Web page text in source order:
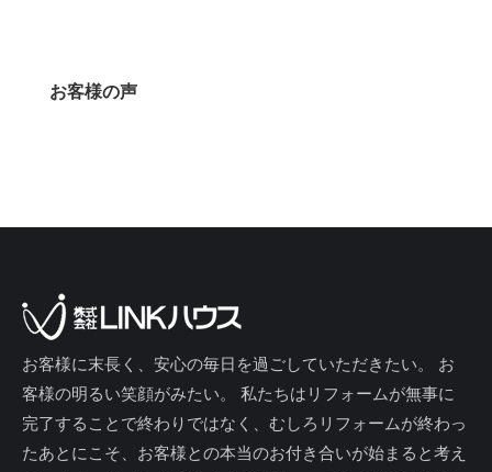
お客様の声
お客様に末長く、安心の毎日を過ごしていただきたい。 お
客様の明るい笑顔がみたい。 私たちはリフォームが無事に
完了することで終わりではなく、むしろリフォームが終わっ
たあとにこそ、お客様との本当のお付き合いが始まると考え